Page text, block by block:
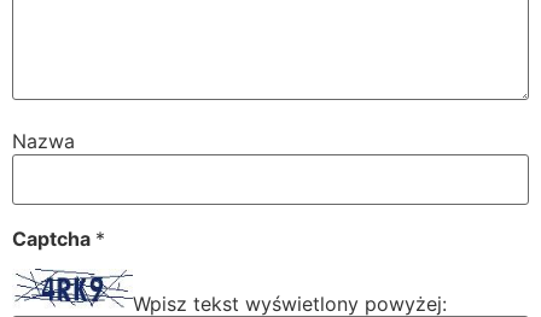
Nazwa
Captcha *
Wpisz tekst wyświetlony powyżej: